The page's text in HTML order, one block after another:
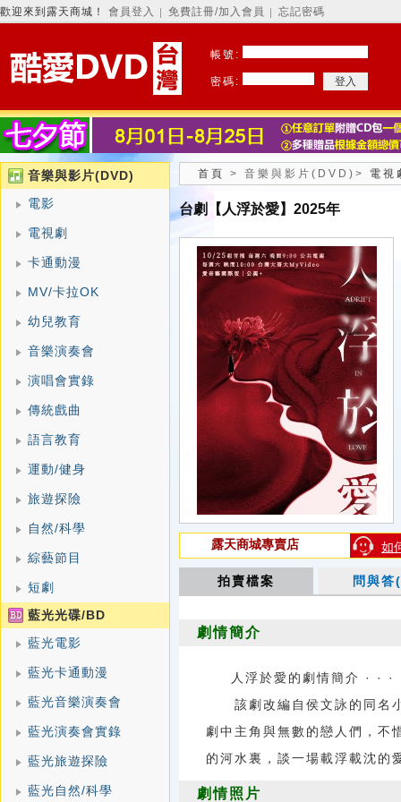
歡迎來到露天商城！ 會員登入 免費註冊/加入會員 忘記密碼
帳號:
密碼:
音樂與影片(DVD)
電影
電視劇
卡通動漫
MV/卡拉OK
幼兒教育
音樂演奏會
演唱會實錄
傳統戲曲
語言教育
運動/健身
旅遊探險
自然/科學
綜藝節目
短劇
藍光光碟/BD
藍光電影
藍光卡通動漫
藍光音樂演奏會
藍光演奏會實錄
藍光旅遊探險
藍光自然/科學
首頁 > 音樂與影片(DVD) > 電視
台劇【人浮於愛】2025年
如
露天商城專賣店
拍賣檔案 問與
劇情簡介
人浮於愛的劇情簡介 · · ·
該劇改編自侯文詠的同名小
劇中主角與無數的戀人們，不
的河水裏，談一場載浮載沈的
劇情照片